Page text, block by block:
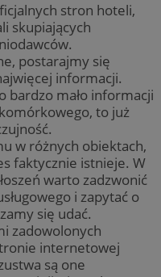
stron hoteli,
skupiających
postarajmy się
informacji.
bardzo mało informacji
to już
w różnych obiektach,
faktycznie istnieje. W
warto zadzwonić
i zapytać o
się udać.
zadowolonych
internetowej
są one